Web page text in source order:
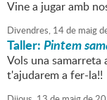
Vine a jugar amb
Divendres, 14de maig
Taller:Pintem
Vols una samarreta
t'ajudarem a fer-la!!